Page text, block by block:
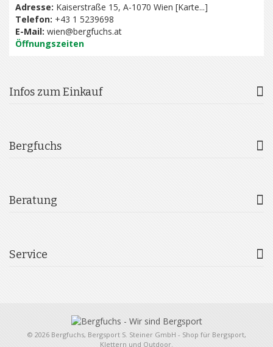
Adresse: Kaiserstraße 15, A-1070 Wien [Karte...]
Telefon: +43 1 5239698
E-Mail: wien@bergfuchs.at
Öffnungszeiten
Infos zum Einkauf
Bergfuchs
Beratung
Service
© 2026 Bergfuchs, Bergsport S. Steiner GmbH - Shop für Bergsport,
Klettern und Outdoor.